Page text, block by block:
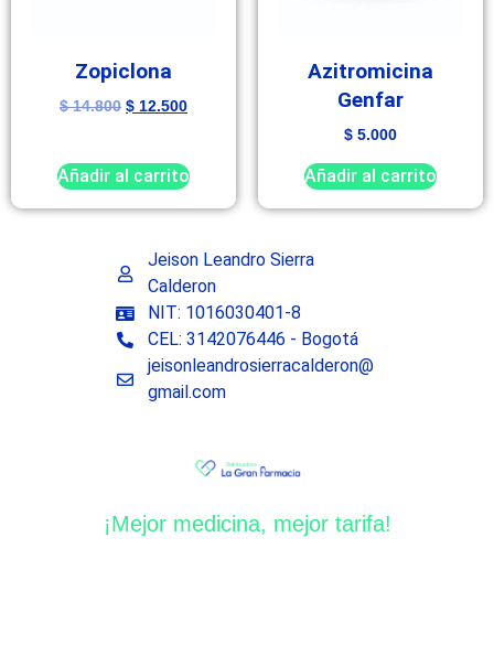
Zopiclona
$14.800 $ 12.500
Añadir al carrito
Azitromicina
Genfar
$ 5.000
Añadir al carrito
Jeison Leandro Sierra
Calderon
NIT: 1016030401-8
CEL: 3142076446 - Bogotá
jeisonleandrosierracalderon@
gmail.com
¡Mejor medicina, mejor tarifa!